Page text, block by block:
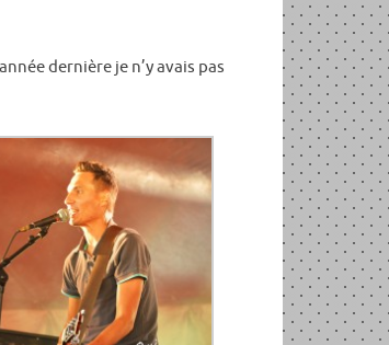
dernière je n’y avais pas